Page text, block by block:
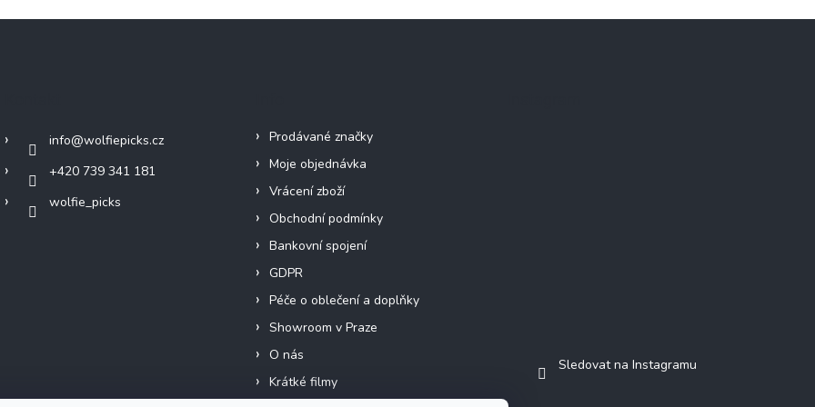
info@wolfiepicks.cz
+420 739 341 181
wolfie_picks
Prodávané značky
Moje objednávka
Vrácení zboží
Obchodní podmínky
Bankovní spojení
GDPR
Péče o oblečení a doplňky
Showroom v Praze
O nás
Krátké filmy
Sledovat na Instagramu